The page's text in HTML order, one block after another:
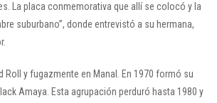
La placa conmemorativa que allí se colocó y la
suburbano”, donde entrevistó a su hermana,
Roll y fugazmente en Manal. En 1970 formó su
Amaya. Esta agrupación perduró hasta 1980 y